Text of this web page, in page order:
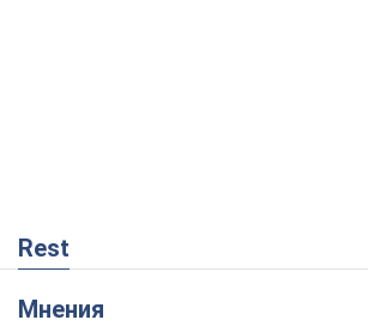
Rest
Мнения